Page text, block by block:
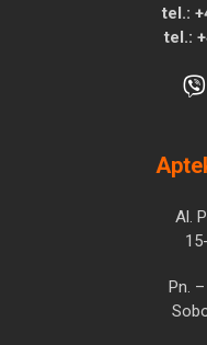
tel.:
tel.:
Al.
Pn.